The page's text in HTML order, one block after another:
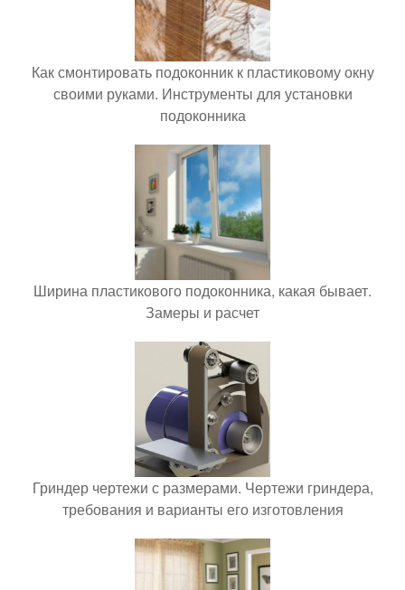
Как смонтировать подоконник к пластиковому окну
своими руками. Инструменты для установки
подоконника
Ширина пластикового подоконника, какая бывает.
Замеры и расчет
Гриндер чертежи с размерами. Чертежи гриндера,
требования и варианты его изготовления